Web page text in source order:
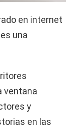
en internet
una
ventana
y
en las